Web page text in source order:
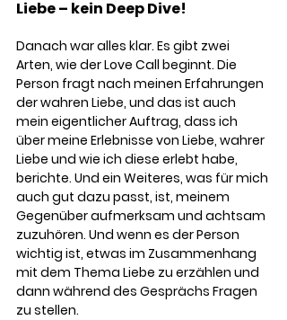
Liebe – kein Deep Dive!
Danach war alles klar. Es gibt zwei
Arten, wie der Love Call beginnt. Die
Person fragt nach meinen Erfahrungen
der wahren Liebe, und das ist auch
mein eigentlicher Auftrag, dass ich
über meine Erlebnisse von Liebe, wahrer
Liebe und wie ich diese erlebt habe,
berichte. Und ein Weiteres, was für mich
auch gut dazu passt, ist, meinem
Gegenüber aufmerksam und achtsam
zuzuhören. Und wenn es der Person
wichtig ist, etwas im Zusammenhang
mit dem Thema Liebe zu erzählen und
dann während des Gesprächs Fragen
zu stellen.